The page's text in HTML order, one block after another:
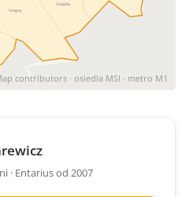
Sadyba
Stegny
contributors · osiedla MSI · metro M1
· Entarius od 2007